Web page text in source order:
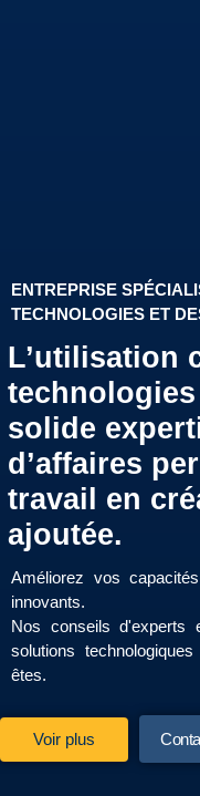
ENTREPRISE
TECHNOLOGIES ET
L’utilisation
technologies
solide
d’affaires
travail en
ajoutée.
Améliorez vos
innovants.
Nos conseils d'experts
solutions
êtes.
Voir plus